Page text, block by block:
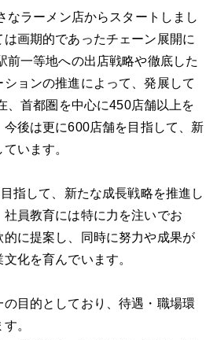
なラーメン店からスタートしまし
画期的であったチェーン展開に
前一等地への出店戦略や徹底した
ションの推進によって、発展して
、首都圏を中心に450店舗以上を
後は更に600店舗を目指して、新
います。
指して、新たな成長戦略を推進し
員教育には特に力を注いでお
的に提案し、同時に努力や成果が
化を育んでいます。
目的としており、待遇・職場環
。